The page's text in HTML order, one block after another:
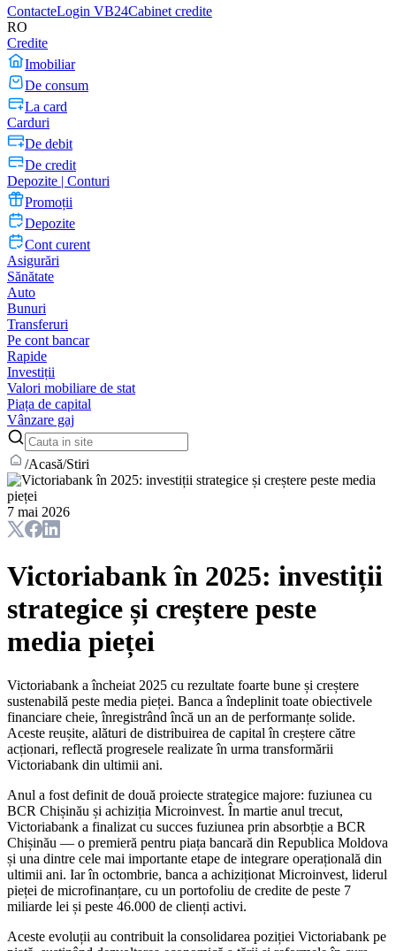
ContacteLogin VB24Cabinet credite
RO
Credite
Imobiliar
De consum
La card
Carduri
De debit
De credit
Depozite | Conturi
Promoții
Depozite
Cont curent
Asigurări
Sănătate
Auto
Bunuri
Transferuri
Pe cont bancar
Rapide
Investiții
Valori mobiliare de stat
Piața de capital
Vânzare gaj
/Acasă/Stiri
7 mai 2026
Victoriabank în 2025: investiții
strategice și creștere peste
media pieței
Victoriabank a încheiat 2025 cu rezultate foarte bune și creștere
sustenabilă peste media pieței. Banca a îndeplinit toate obiectivele
financiare cheie, înregistrând încă un an de performanțe solide.
Aceste reușite, alături de distribuirea de capital în creștere către
acționari, reflectă progresele realizate în urma transformării
Victoriabank din ultimii ani.
Anul a fost definit de două proiecte strategice majore: fuziunea cu
BCR Chișinău și achiziția Microinvest. În martie anul trecut,
Victoriabank a finalizat cu succes fuziunea prin absorbție a BCR
Chișinău — o premieră pentru piața bancară din Republica Moldova
și una dintre cele mai importante etape de integrare operațională din
ultimii ani. Iar în octombrie, banca a achiziționat Microinvest, liderul
pieței de microfinanțare, cu un portofoliu de credite de peste 7
miliarde lei și peste 46.000 de clienți activi.
Aceste evoluții au contribuit la consolidarea poziției Victoriabank pe